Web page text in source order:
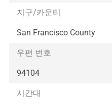
지구/카운티
San Francisco County
우편 번호
94104
시간대